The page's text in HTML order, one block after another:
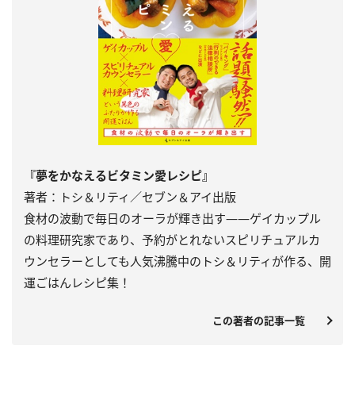
『夢をかなえるビタミン愛レシピ』
著者：トシ＆リティ／セブン＆アイ出版
食材の波動で毎日のオーラが輝き出す――ゲイカップル
の料理研究家であり、予約がとれないスピリチュアルカ
ウンセラーとしても人気沸騰中のトシ＆リティが作る、開
運ごはんレシピ集！
この著者の記事一覧